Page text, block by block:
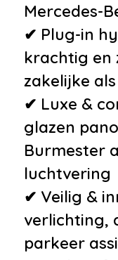
Overige
•Adaptieve
plus
•
•
diefstal-/
(EDW)
en
•
Mercedes-
✔ Plug-in
krachtig en
zakelijke
✔ Luxe &
glazen
Burmester
luchtvering
✔ Veilig &
verlichting,
parkeer